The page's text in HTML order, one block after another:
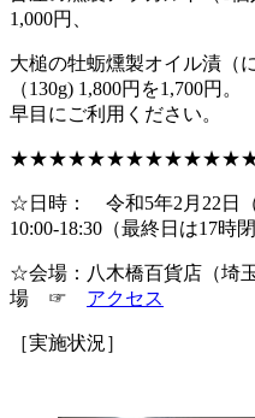
1,000円、
大槌の牡蛎燻製オイル漬（
（130g) 1,800円を1,700円
早目にご利用ください。
☆日時： 令和5年2月22日（
10:00-18:30（最終日は17時閉
☆会場：八木橋百貨店（埼
場 ☞ アクセス
［実施状況］